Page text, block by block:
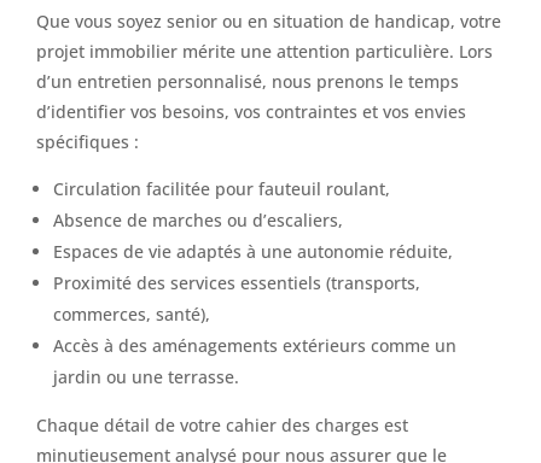
Que vous soyez senior ou en situation de handicap, votre
projet immobilier mérite une attention particulière. Lors
d’un entretien personnalisé, nous prenons le temps
d’identifier vos besoins, vos contraintes et vos envies
spécifiques :
Circulation facilitée pour fauteuil roulant,
Absence de marches ou d’escaliers,
Espaces de vie adaptés à une autonomie réduite,
Proximité des services essentiels (transports,
commerces, santé),
Accès à des aménagements extérieurs comme un
jardin ou une terrasse.
Chaque détail de votre cahier des charges est
minutieusement analysé pour nous assurer que le